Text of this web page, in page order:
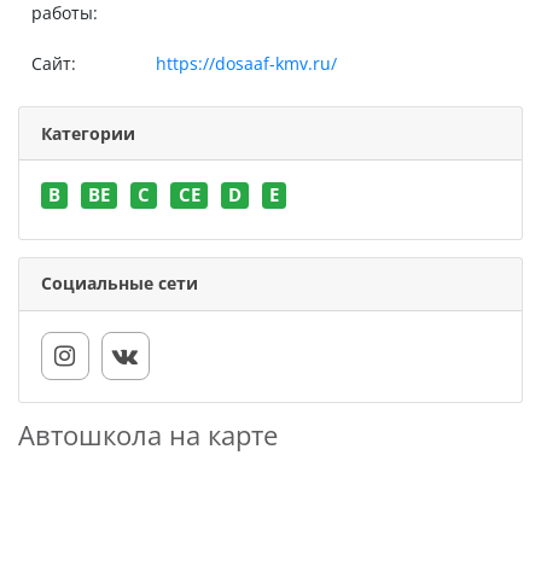
работы:
Сайт: https://dosaaf-kmv.ru/
Категории
B BE C CE D E
Социальные сети
Автошкола на карте